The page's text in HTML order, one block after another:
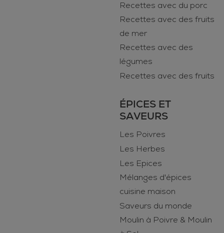
Recettes avec du porc
Recettes avec des fruits
de mer
Recettes avec des
légumes
Recettes avec des fruits
ÉPICES ET
SAVEURS
Les Poivres
Les Herbes
Les Epices
Mélanges d'épices
cuisine maison
Saveurs du monde
Moulin à Poivre & Moulin